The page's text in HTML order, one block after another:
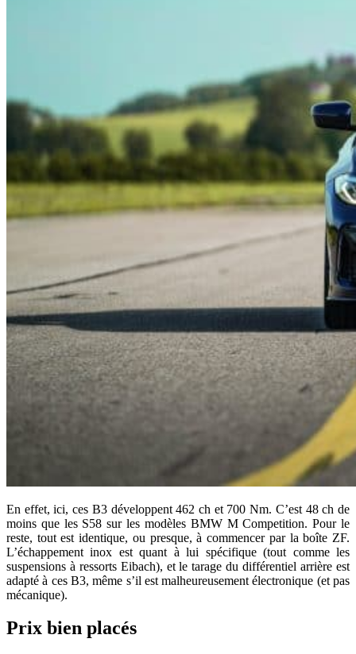
En effet, ici, ces B3 développent 462 ch et 700 Nm. C’est 48 ch de
moins que les S58 sur les modèles BMW M Competition. Pour le
reste, tout est identique, ou presque, à commencer par la boîte ZF.
L’échappement inox est quant à lui spécifique (tout comme les
suspensions à ressorts Eibach), et le tarage du différentiel arrière est
adapté à ces B3, même s’il est malheureusement électronique (et pas
mécanique).
Prix bien placés